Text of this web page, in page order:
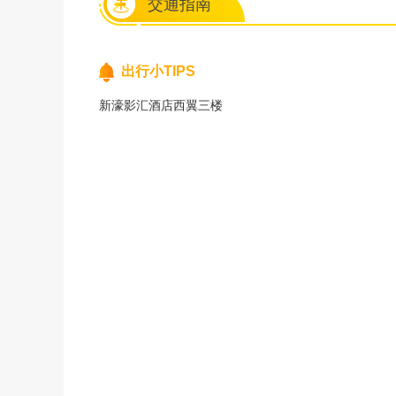
交通指南
出行小TIPS
新濠影汇酒店西翼三楼